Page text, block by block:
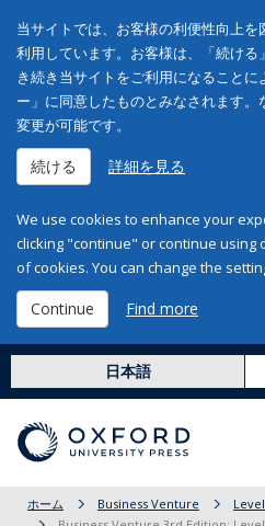
当サイトでは、お客様の利便性向上
利用しています。お客様は、「続け
き続き当サイトをご利用になること
ー」に同意したものとみなされます
変更が可能です。
続ける 詳細を見る
We use cookies to enhance your
clicking "continue" or continue using
of cookies. You can change the
Continue Find more
日本語
ホーム Business Venture